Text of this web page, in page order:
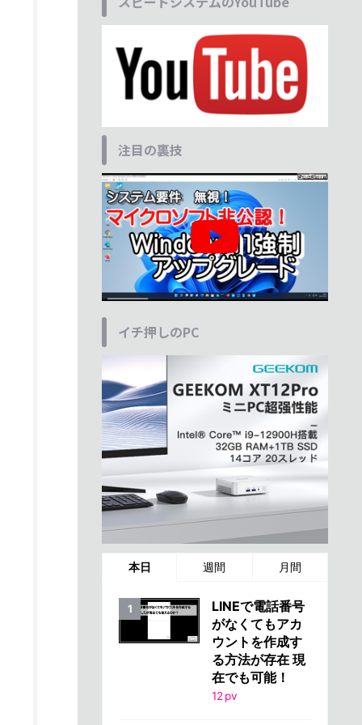
注目の裏技
イチ押しのPC
本日 週間 月間
LINEで電話番号
がなくてもアカ
ウントを作成す
る方法が存在 現
在でも可能！
12 pv